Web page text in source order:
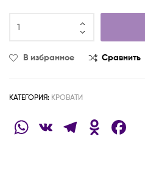
В избранное Сравнить
КАТЕГОРИЯ: КРОВАТИ
W V
T
O